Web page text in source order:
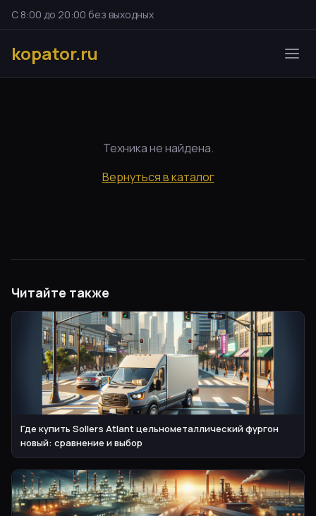
С 8:00 до 20:00 без выходных
kopator.ru
Техника не найдена.
Вернуться в каталог
Читайте также
Где купить Sollers Atlant цельнометаллический фургон
новый: сравнение и выбор